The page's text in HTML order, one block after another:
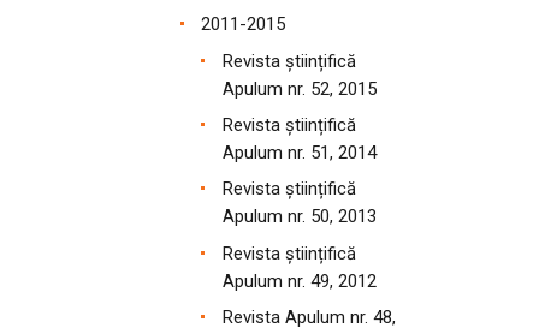
2011-2015
Revista științifică
Apulum nr. 52, 2015
Revista științifică
Apulum nr. 51, 2014
Revista științifică
Apulum nr. 50, 2013
Revista științifică
Apulum nr. 49, 2012
Revista Apulum nr. 48,